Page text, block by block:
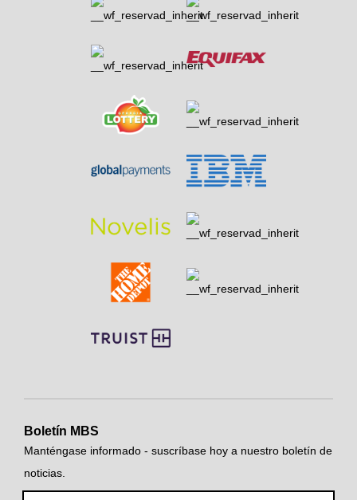
Boletín MBS
Manténgase informado - suscríbase hoy a nuestro boletín de
noticias.